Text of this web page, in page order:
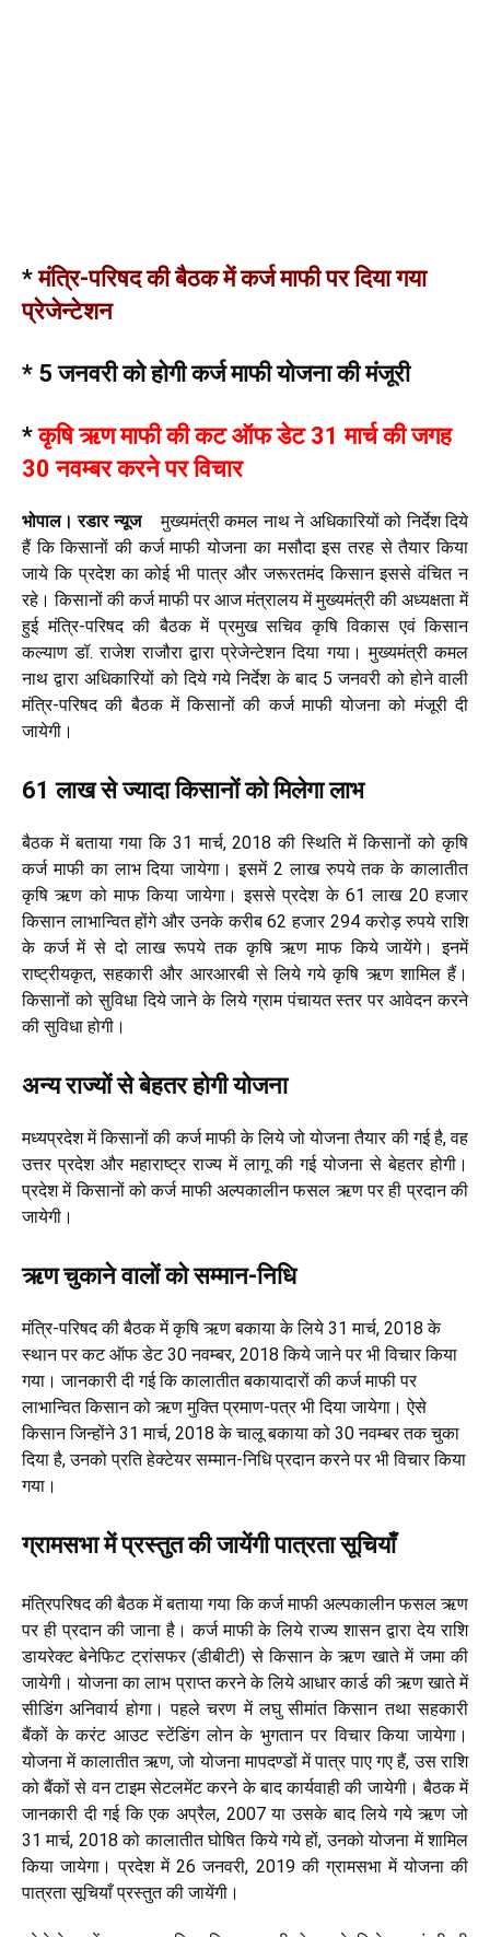
*मंत्रि-परिषद की बैठक में कर्ज माफी पर दिया गया
प्रेजेन्टेशन
* 5 जनवरी को होगी कर्ज माफी योजना की मंजूरी
*कृषि ऋण माफी की कट ऑफ डेट 31 मार्च की जगह
30 नवम्बर करने पर विचार
भोपाल। रडार न्यूजमुख्यमंत्री कमल नाथ ने अधिकारियों को निर्देश दिये
हैं कि किसानों की कर्ज माफी योजना का मसौदा इस तरह से तैयार किया
जाये कि प्रदेश का कोई भी पात्र और जरूरतमंद किसान इससे वंचित न
रहे। किसानों की कर्ज माफी पर आज मंत्रालय में मुख्यमंत्री की अध्यक्षता में
हुई मंत्रि-परिषद की बैठक में प्रमुख सचिव कृषि विकास एवं किसान
कल्याण डॉ. राजेश राजौरा द्वारा प्रेजेन्टेशन दिया गया। मुख्यमंत्री कमल
नाथ द्वारा अधिकारियों को दिये गये निर्देश के बाद 5 जनवरी को होने वाली
मंत्रि-परिषद की बैठक में किसानों की कर्ज माफी योजना को मंजूरी दी
जायेगी।
61 लाख से ज्यादा किसानों को मिलेगा लाभ
बैठक में बताया गया कि 31 मार्च, 2018 की स्थिति में किसानों को कृषि
कर्ज माफी का लाभ दिया जायेगा। इसमें 2 लाख रुपये तक के कालातीत
कृषि ऋण को माफ किया जायेगा। इससे प्रदेश के 61 लाख 20 हजार
किसान लाभान्वित होंगे और उनके करीब 62 हजार 294 करोड़ रुपये राशि
के कर्ज में से दो लाख रूपये तक कृषि ऋण माफ किये जायेंगे। इनमें
राष्ट्रीयकृत, सहकारी और आरआरबी से लिये गये कृषि ऋण शामिल हैं।
किसानों को सुविधा दिये जाने के लिये ग्राम पंचायत स्तर पर आवेदन करने
की सुविधा होगी।
अन्य राज्यों से बेहतर होगी योजना
मध्यप्रदेश में किसानों की कर्ज माफी के लिये जो योजना तैयार की गई है, वह
उत्तर प्रदेश और महाराष्ट्र राज्य में लागू की गई योजना से बेहतर होगी।
प्रदेश में किसानों को कर्ज माफी अल्पकालीन फसल ऋण पर ही प्रदान की
जायेगी।
ऋण चुकाने वालों को सम्मान-निधि
मंत्रि-परिषद की बैठक में कृषि ऋण बकाया के लिये 31 मार्च, 2018 के
स्थान पर कट ऑफ डेट 30 नवम्बर, 2018 किये जाने पर भी विचार किया
गया। जानकारी दी गई कि कालातीत बकायादारों की कर्ज माफी पर
लाभान्वित किसान को ऋण मुक्ति प्रमाण-पत्र भी दिया जायेगा। ऐसे
किसान जिन्होंने 31 मार्च, 2018 के चालू बकाया को 30 नवम्बर तक चुका
दिया है, उनको प्रति हेक्टेयर सम्मान-निधि प्रदान करने पर भी विचार किया
गया।
ग्रामसभा में प्रस्तुत की जायेंगी पात्रता सूचियाँ
मंत्रिपरिषद की बैठक में बताया गया कि कर्ज माफी अल्पकालीन फसल ऋण
पर ही प्रदान की जाना है। कर्ज माफी के लिये राज्य शासन द्वारा देय राशि
डायरेक्ट बेनेफिट ट्रांसफर (डीबीटी) से किसान के ऋण खाते में जमा की
जायेगी। योजना का लाभ प्राप्त करने के लिये आधार कार्ड की ऋण खाते में
सीडिंग अनिवार्य होगा। पहले चरण में लघु सीमांत किसान तथा सहकारी
बैंकों के करंट आउट स्टेंडिंग लोन के भुगतान पर विचार किया जायेगा।
योजना में कालातीत ऋण, जो योजना मापदण्डों में पात्र पाए गए हैं, उस राशि
को बैंकों से वन टाइम सेटलमेंट करने के बाद कार्यवाही की जायेगी। बैठक में
जानकारी दी गई कि एक अप्रैल, 2007 या उसके बाद लिये गये ऋण जो
31 मार्च, 2018 को कालातीत घोषित किये गये हों, उनको योजना में शामिल
किया जायेगा। प्रदेश में 26 जनवरी, 2019 की ग्रामसभा में योजना की
पात्रता सूचियाँ प्रस्तुत की जायेंगी।